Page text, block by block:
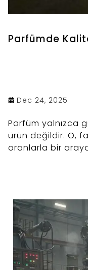
Parfümde
Dec 24, 2025
Parfüm yalnızca
ürün değildir. O, farklı hammaddelerin belirli
oranlarla bir